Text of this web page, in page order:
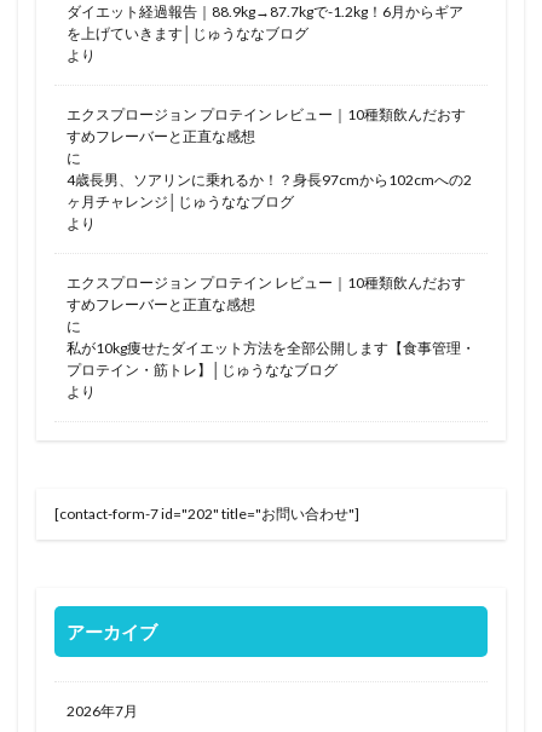
ダイエット経過報告｜88.9kg→87.7kgで-1.2kg！6月からギア
を上げていきます│じゅうななブログ
より
エクスプロージョン プロテイン レビュー｜10種類飲んだおす
すめフレーバーと正直な感想
に
4歳長男、ソアリンに乗れるか！？身長97cmから102cmへの2
ヶ月チャレンジ│じゅうななブログ
より
エクスプロージョン プロテイン レビュー｜10種類飲んだおす
すめフレーバーと正直な感想
に
私が10kg痩せたダイエット方法を全部公開します【食事管理・
プロテイン・筋トレ】│じゅうななブログ
より
[contact-form-7 id="202" title="お問い合わせ"]
アーカイブ
2026年7月